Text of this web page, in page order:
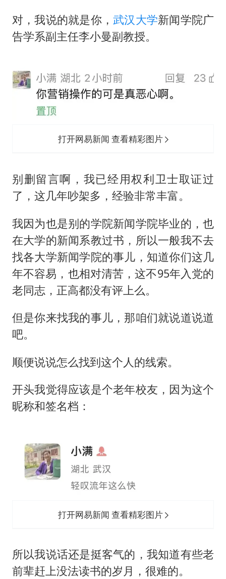
奋进开新局 实干挑大梁
对，我说的就是你，武汉大学新闻学院广
告学系副主任李小曼副教授。
打开网易新闻 查看精彩图片
别删留言啊，我已经用权利卫士取证过
了，这几年吵架多，经验非常丰富。
我因为也是别的学院新闻学院毕业的，也
在大学的新闻系教过书，所以一般我不去
找各大学新闻学院的事儿，知道你们这几
年不容易，也相对清苦，这不95年入党的
老同志，正高都没有评上么。
但是你来找我的事儿，那咱们就说道说道
吧。
顺便说说怎么找到这个人的线索。
开头我觉得应该是个老年校友，因为这个
昵称和签名档：
打开网易新闻 查看精彩图片
所以我说话还是挺客气的，我知道有些老
前辈赶上没法读书的岁月，很难的。